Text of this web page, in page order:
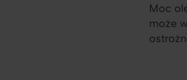
Moc
może